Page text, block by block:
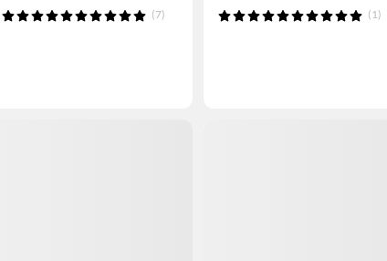
(7) (1)